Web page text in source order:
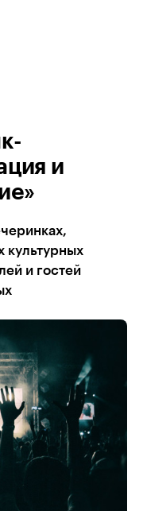
и
культурных
и гостей